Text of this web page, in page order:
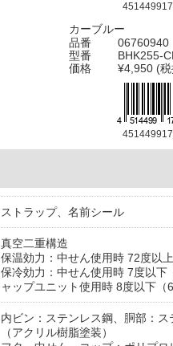
カーブルー
品番
06760940
型番
BHK255-
価格
¥4,950 (税
ストラップ、名前シール
真空二重構造
保温効力：中せん使用時 72度以上
保冷効力：中せん使用時 7度以下
ャップユニット使用時 8度以下（6
内ビン：ステンレス鋼、胴部：ス
（アクリル樹脂塗装）